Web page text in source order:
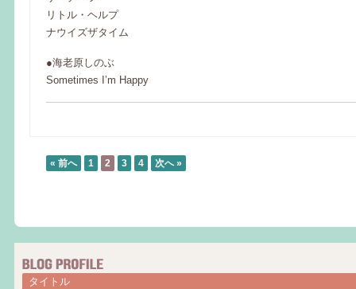
リトル・ヘルプ
ナウイズザタイム
●海老原しのぶ
Sometimes I’m Happy
« 前へ 1 2 3 4 次へ »
タイトル